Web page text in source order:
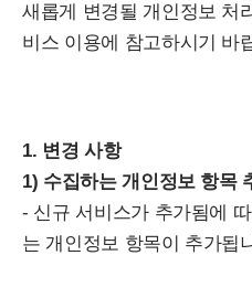
새롭게 변경될 개인정보 처
비스 이용에 참고하시기 바
1. 변경 사항
1) 수집하는 개인정보 항목
- 신규 서비스가 추가됨에
는 개인정보 항목이 추가됩